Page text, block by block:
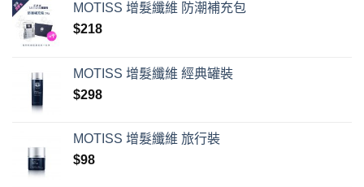
MOTISS 增髮纖維 防潮補充包
$218
MOTISS 增髮纖維 經典罐裝
$298
MOTISS 增髮纖維 旅行裝
$98